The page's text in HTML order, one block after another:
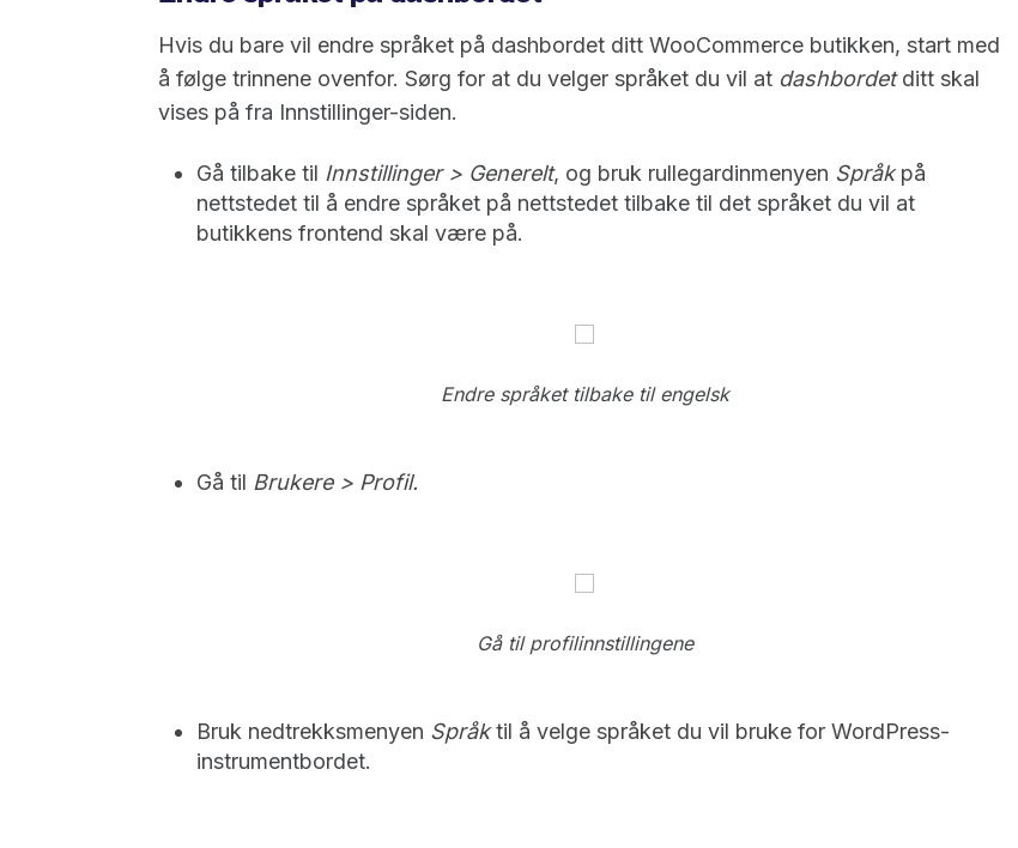
Hvis du bare vil endre språket på dashbordet ditt WooCommerce butikken, start med
å følge trinnene ovenfor. Sørg for at du velger språket du vil at dashbordetditt skal
vises på fra Innstillinger-siden.
Gå tilbake til Innstillinger > Generelt, og bruk rullegardinmenyen Språkpå
nettstedet til å endre språket på nettstedet tilbake til det språket du vil at
butikkens frontend skal være på.
Endre språket tilbake til engelsk
Gå til Brukere > Profil.
Gå til profilinnstillingene
Bruk nedtrekksmenyen Språktil å velge språket du vil bruke for WordPress-
instrumentbordet.